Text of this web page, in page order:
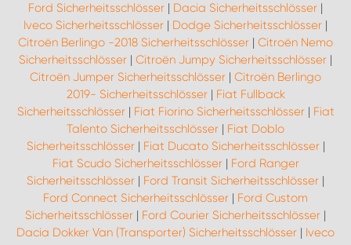
Ford Sicherheitsschlösser | Dacia Sicherheitsschlösser |
Iveco Sicherheitsschlösser | Dodge Sicherheitsschlösser |
Citroën Berlingo -2018 Sicherheitsschlösser | Citroën Nemo
Sicherheitsschlösser | Citroën Jumpy Sicherheitsschlösser |
Citroën Jumper Sicherheitsschlösser | Citroën Berlingo
2019- Sicherheitsschlösser| Fiat Fullback
Sicherheitsschlösser| Fiat Fiorino Sicherheitsschlösser| Fiat
Talento Sicherheitsschlösser | Fiat Doblo
Sicherheitsschlösser| Fiat Ducato Sicherheitsschlösser|
Fiat Scudo Sicherheitsschlösser| Ford Ranger
Sicherheitsschlösser | Ford Transit Sicherheitsschlösser |
Ford Connect Sicherheitsschlösser | Ford Custom
Sicherheitsschlösser | Ford Courier Sicherheitsschlösser |
Dacia Dokker Van (Transporter) Sicherheitsschlösser | Iveco